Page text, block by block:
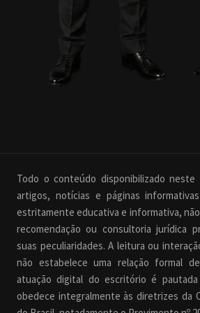
Todo o conteúdo disponibilizado
artigos, notícias e páginas
estritamente educativa e informativa,
recomendação ou consultoria jurídica
suas peculiaridades. A leitura ou
não estabelece uma relação formal
atuação digital do escritório é
obedece integralmente às diretrizes da